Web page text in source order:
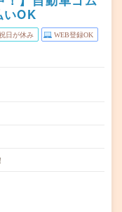
いOK
日が休み WEB登録OK